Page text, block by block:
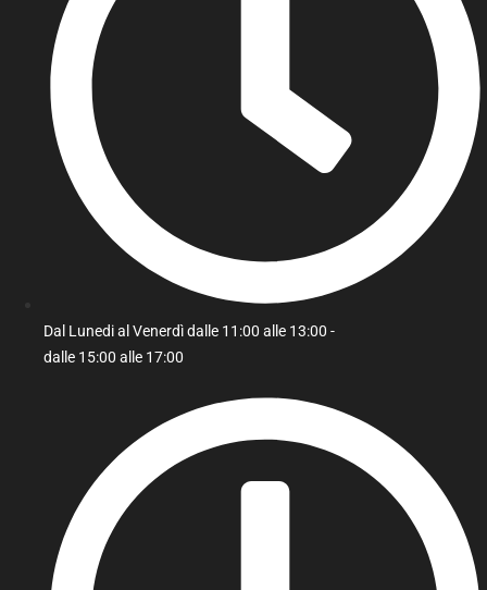
Dal Lunedi al Venerdì dalle 11:00 alle 13:00 -
dalle 15:00 alle 17:00